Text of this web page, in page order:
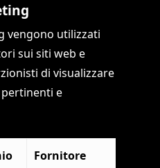
vengono utilizzati
sui siti web e
di visualizzare
e
Fornitore